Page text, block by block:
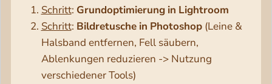
Schritt: Grundoptimierung in Lightroom
Schritt: Bildretusche in Photoshop(Leine &
Halsband entfernen, Fell säubern,
Ablenkungen reduzieren -> Nutzung
verschiedener Tools)